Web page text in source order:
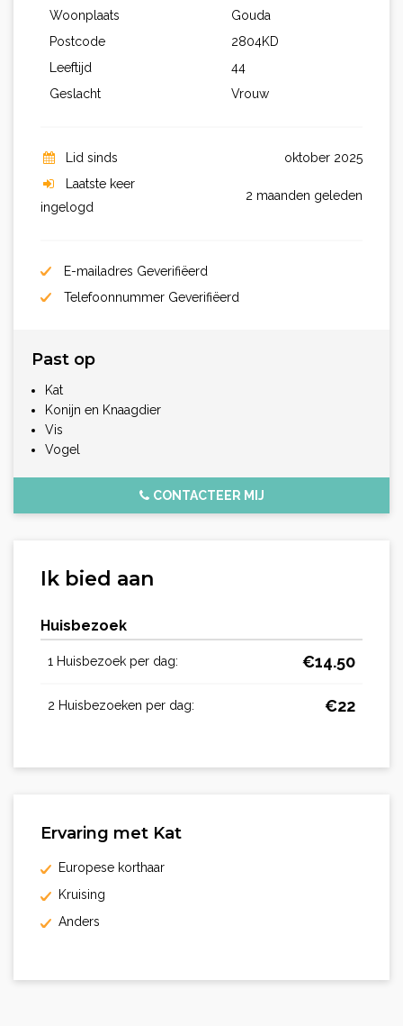
Woonplaats
Gouda
Postcode
2804KD
Leeftijd
44
Geslacht
Vrouw
Lid sinds
oktober 2025
Laatste keer
ingelogd
2 maanden geleden
E-mailadres Geverifiëerd
Telefoonnummer Geverifiëerd
Past op
Kat
Konijn en Knaagdier
Vis
Vogel
CONTACTEER MIJ
Ik bied aan
Huisbezoek
1 Huisbezoek per dag: €14.50
2 Huisbezoeken per dag: €22
Ervaring met Kat
Europese korthaar
Kruising
Anders